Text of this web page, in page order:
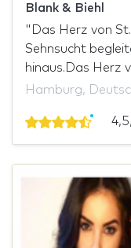
Blank & Biehl
"Das Herz von
Sehnsucht
hinaus.Das Herz
Hamburg,